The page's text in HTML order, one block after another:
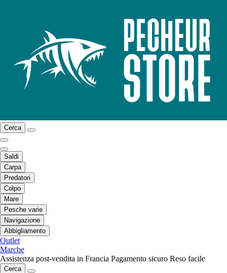
Cerca
Saldi
Carpa
Predatori
Colpo
Mare
Pesche varie
Navigazione
Abbigliamento
Outlet
Marche
Assistenza post-vendita in Francia Pagamento sicuro Reso facile
Cerca